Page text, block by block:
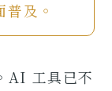
及。
AI 工具已不